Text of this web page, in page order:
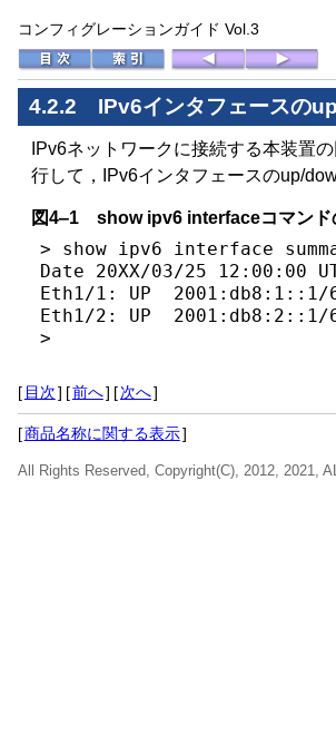
コンフィグレーションガイド Vol.3
4.2.2 IPv6インタフェースの
IPv6ネットワークに接続する本装置
行して，IPv6インタフェースのup/
図4‒1 show ipv6 interfaceコマンド
> show ipv6 interface
Date 20XX/03/25 12:00:00
Eth1/1: UP  2001:db8:1::1/
Eth1/2: UP  2001:db8:2::1/
>
[ 目次] [前へ] [次へ]
[商品名称に関する表示]
All Rights Reserved, Copyright(C), 2012, 2021,